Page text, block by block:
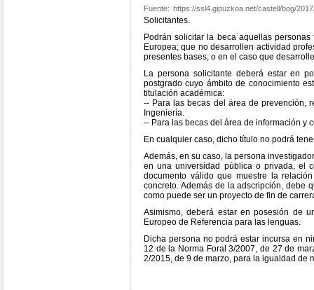
Fuente: https://ssl4.gipuzkoa.net/castell/bog/
Solicitantes.
Podrán solicitar la beca aquellas
Europea; que no desarrollen actividad
presentes bases, o en el caso que
La persona solicitante deberá estar en
postgrado cuyo ámbito de conocimiento
titulación académica:
-- Para las becas del área de prevención,
Ingeniería.
-- Para las becas del área de información y
En cualquier caso, dicho título no podrá
Además, en su caso, la persona
en una universidad pública o privada, el
documento válido que muestre la
concreto. Además de la adscripción, debe
como puede ser un proyecto de fin de
Asimismo, deberá estar en posesión de
Europeo de Referencia para las lenguas.
Dicha persona no podrá estar incursa en
12 de la Norma Foral 3/2007, de 27 de
2/2015, de 9 de marzo, para la igualdad de